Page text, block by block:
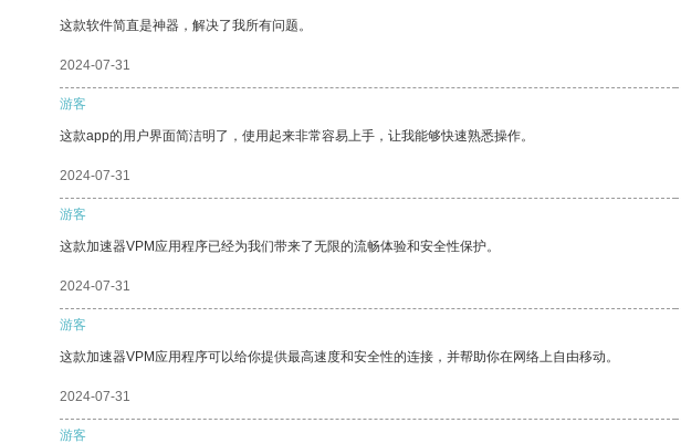
这款软件简直是神器，解决了我所有问题。
2024-07-31
游客
这款app的用户界面简洁明了，使用起来非常容易上手，让我能够快速熟悉操作。
2024-07-31
游客
这款加速器VPM应用程序已经为我们带来了无限的流畅体验和安全性保护。
2024-07-31
游客
这款加速器VPM应用程序可以给你提供最高速度和安全性的连接，并帮助你在网络上自由移动。
2024-07-31
游客